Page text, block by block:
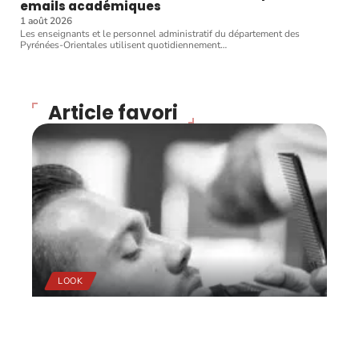
emails académiques
1 août 2026
Les enseignants et le personnel administratif du département des
Pyrénées-Orientales utilisent quotidiennement…
Article favori
LOOK